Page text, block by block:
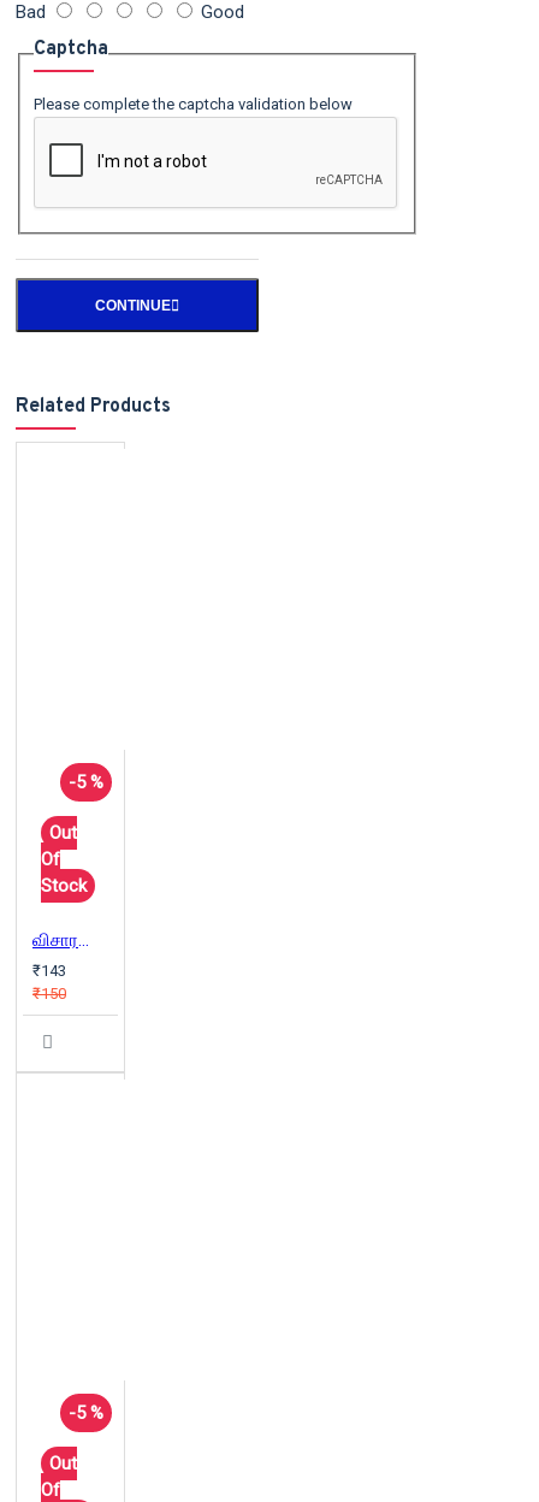
Bad Good
Captcha
Please complete the captcha validation below
CONTINUE
Related Products
-5 %
Out
Of
Stock
விசாரணைக் கமிஷன்
₹143
₹150
-5 %
Out
Of